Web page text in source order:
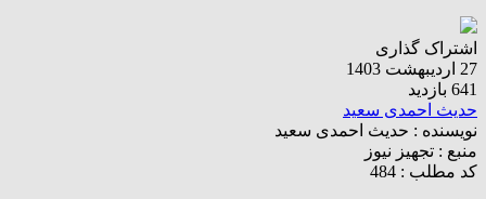
اشتراک گذاری
27 اردیبهشت 1403
641 بازدید
حدیث احمدی سعید
نویسنده : حدیث احمدی سعید
منبع : تجهیز نیوز
کد مطلب : 484